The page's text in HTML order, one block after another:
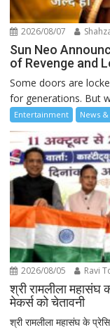
2026/08/07
Sun Neo
of Revenge and
Some doors are
for generations. But
Entertainment News
2026/08/05 Ravi
श्री रामलीला महासंघ
मेकर्स को चेतावनी
श्री रामलीला महासंघ के